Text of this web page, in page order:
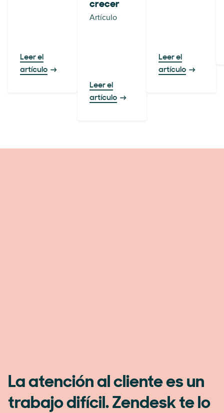
Leer el
artículo
crecer
Artículo
Leer el
artículo
Leer el
artículo
La atención al cliente es un
trabajo difícil. Zendesk te lo